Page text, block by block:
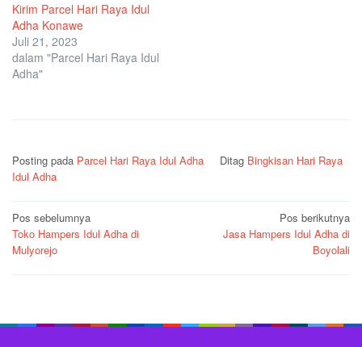
Kirim Parcel Hari Raya Idul
Adha Konawe
Juli 21, 2023
dalam "Parcel Hari Raya Idul
Adha"
Posting pada Parcel Hari Raya Idul Adha Ditag Bingkisan Hari Raya
Idul Adha
Navigasi
pos
Pos sebelumnya
Toko Hampers Idul Adha di
Mulyorejo
Pos berikutnya
Jasa Hampers Idul Adha di
Boyolali